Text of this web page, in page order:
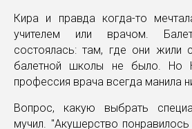
Кира и правда когда-то
учителем или врачом.
состоялась: там, где они жили
балетной школы не было. Но
профессия врача всегда манила
Вопрос, какую выбрать
мучил. "Акушерство